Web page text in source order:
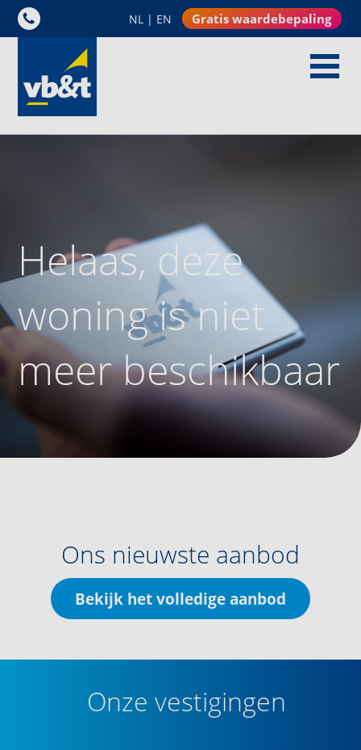
NL | EN Gratis waardebepaling
Helaas, deze
woning is niet
meer beschikbaar
Ons nieuwste aanbod
Bekijk het volledige aanbod
Onze vestigingen